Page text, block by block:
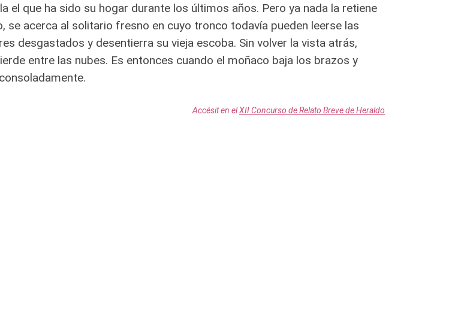
el que ha sido su hogar durante los últimos años. Pero ya nada la retiene
se acerca al solitario fresno en cuyo tronco todavía pueden leerse las
desgastados y desentierra su vieja escoba. Sin volver la vista atrás,
entre las nubes. Es entonces cuando el moñaco baja los brazos y
Accésit en elXII Concurso de Relato Breve de Heraldo